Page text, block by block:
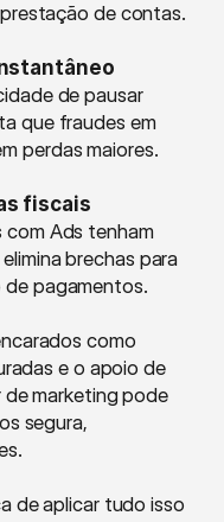
de contas.
de pausar
que fraudes em
perdas maiores.
fiscais
Ads tenham
brechas para
pagamentos.
como
e o apoio de
marketing pode
segura,
de aplicar tudo isso